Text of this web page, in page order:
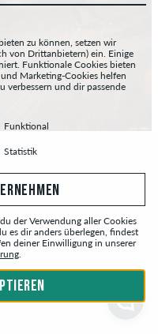
zu können, setzen wir
von Drittanbietern) ein. Einige
Funktionale Cookies bieten
Marketing-Cookies helfen
verbessern und dir passende
Funktional
Statistik
der Verwendung aller Cookies
es dir anders überlegen, findest
deiner Einwilligung in unserer
.